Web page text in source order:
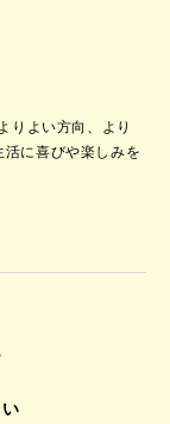
りよい方向、より
活に喜びや楽しみを